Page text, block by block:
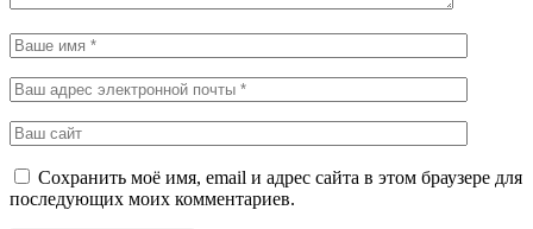
Сохранить моё имя, email и адрес сайта в этом браузере для
последующих моих комментариев.